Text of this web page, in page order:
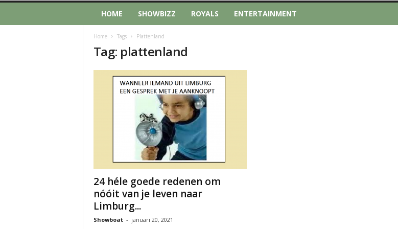
HOME SHOWBIZZ ROYALS ENTERTAINMENT
Home Tags Plattenland
Tag: plattenland
24 héle goede redenen om
nóóit van je leven naar
Limburg...
Showboat - januari 20, 2021